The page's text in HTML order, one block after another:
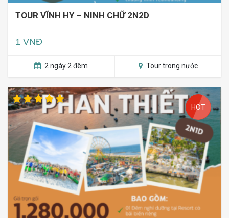
TOUR VĨNH HY – NINH CHỮ 2N2D
1 VNĐ
2 ngày 2 đêm Tour trong nước
HOT